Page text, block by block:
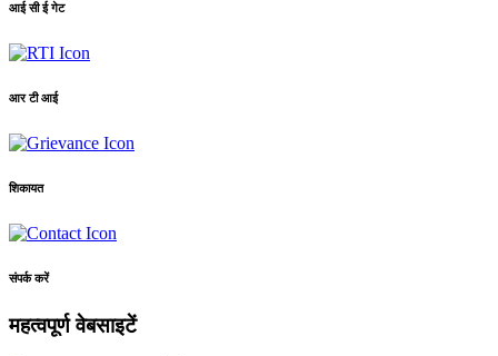
आई सी ई गेट
आर टी आई
शिकायत
संपर्क करें
महत्वपूर्ण वेबसाइटें